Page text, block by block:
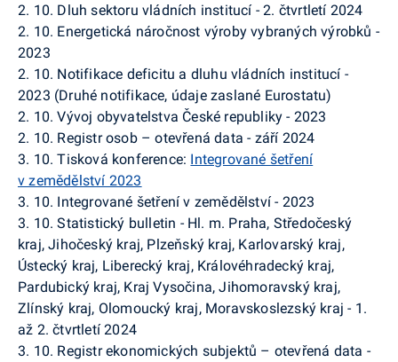
2. 10. Dluh sektoru vládních institucí - 2. čtvrtletí 2024
2. 10. Energetická náročnost výroby vybraných výrobků -
2023
2. 10. Notifikace deficitu a dluhu vládních institucí -
2023 (Druhé notifikace, údaje zaslané Eurostatu)
2. 10. Vývoj obyvatelstva České republiky - 2023
2. 10. Registr osob – otevřená data - září 2024
3. 10. Tisková konference: Integrované šetření
v zemědělství 2023
3. 10. Integrované šetření v zemědělství - 2023
3. 10. Statistický bulletin - Hl. m. Praha, Středočeský
kraj, Jihočeský kraj, Plzeňský kraj, Karlovarský kraj,
Ústecký kraj, Liberecký kraj, Královéhradecký kraj,
Pardubický kraj, Kraj Vysočina, Jihomoravský kraj,
Zlínský kraj, Olomoucký kraj, Moravskoslezský kraj - 1.
až 2. čtvrtletí 2024
3. 10. Registr ekonomických subjektů – otevřená data -